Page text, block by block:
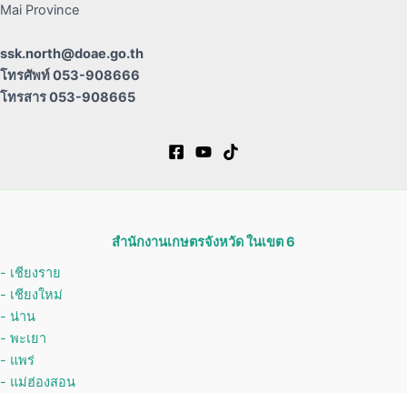
Mai Province
ssk.north@doae.go.th
โทรศัพท์ 053-908666
โทรสาร 053-908665
สำนักงานเกษตรจังหวัด ในเขต 6
- เชียงราย
- เชียงใหม่
- น่าน
- พะเยา
- แพร่
- แม่ฮ่องสอน